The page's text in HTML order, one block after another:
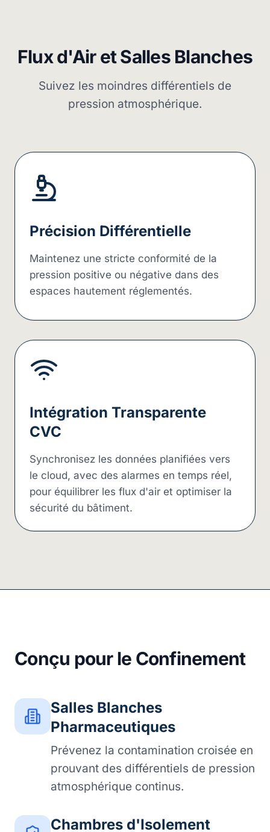
Flux d'Air et Salles Blanches
Suivez les moindres différentiels de
pression atmosphérique.
Précision Différentielle
Maintenez une stricte conformité de la
pression positive ou négative dans des
espaces hautement réglementés.
Intégration Transparente
CVC
Synchronisez les données planifiées vers
le cloud, avec des alarmes en temps réel,
pour équilibrer les flux d'air et optimiser la
sécurité du bâtiment.
Conçu pour le Confinement
Salles Blanches
Pharmaceutiques
Prévenez la contamination croisée en
prouvant des différentiels de pression
atmosphérique continus.
Chambres d'Isolement